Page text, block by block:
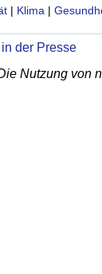
| Klima |
der Presse
Nutzung von